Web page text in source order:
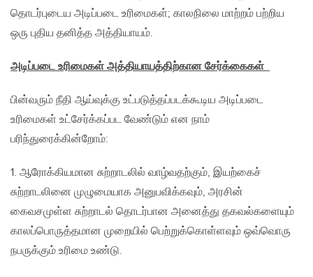
தொடர்புடைய அடிப்படை உரிமைகள்; காலநிலை மாற்றம் பற்றிய
ஒரு புதிய தனித்த அத்தியாயம்.
அடிப்படை உரிமைகள் அத்தியாயத்திற்கான சேர்க்கைகள்
பின்வரும் நீதி ஆய்வுக்கு உட்படுத்தப்படக்கூடிய அடிப்படை
உரிமைகள் உட்சேர்க்கப்பட வேண்டும் என நாம்
பரிந்துரைக்கின்றோம்:
1. ஆரோக்கியமான சுற்றாடலில் வாழ்வதற்கும், இயற்கைச்
சுற்றாடலினை முழுமையாக அனுபவிக்கவும், அரசின்
கைவசமுள்ள சுற்றாடல் தொடர்பான அனைத்து தகவல்களையும்
காலப்பொருத்தமான முறையில் பெற்றுக்கொள்ளவும் ஒவ்வொரு
நபருக்கும் உரிமை உண்டு.